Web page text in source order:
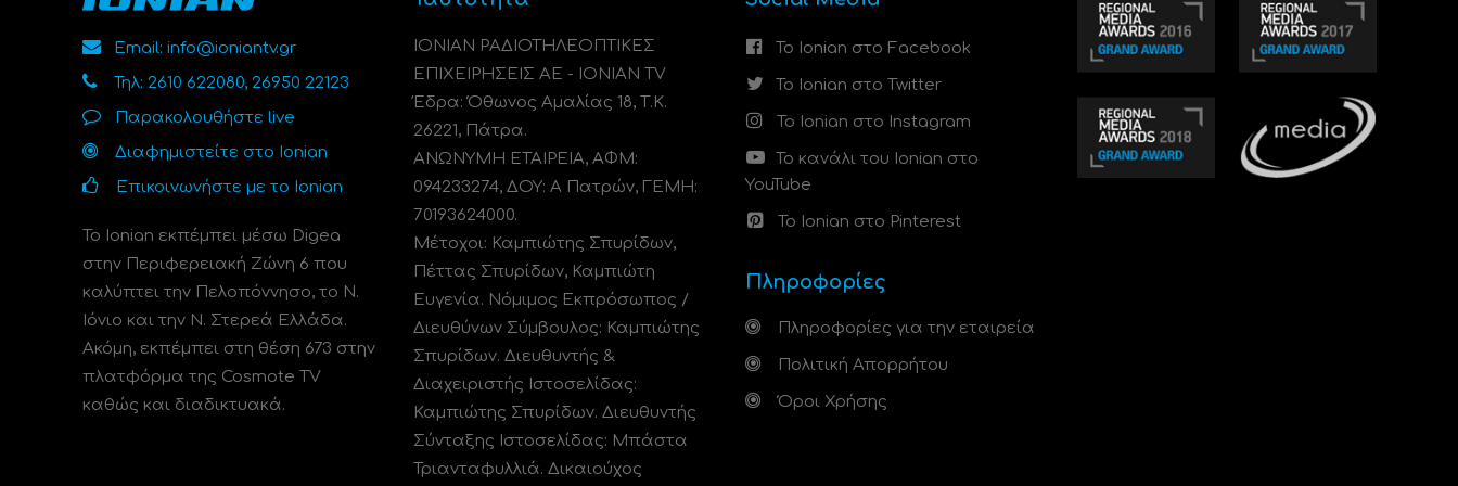
Email: info@ioniantv.gr
Τηλ: 2610 622080, 26950 22123
Παρακολουθήστε live
Διαφημιστείτε στο Ionian
Επικοινωνήστε με το Ionian
Το Ionian εκπέμπει μέσω Digea
στην Περιφερειακή Ζώνη 6 που
καλύπτει την Πελοπόννησο, το N.
Ιόνιο και την Ν. Στερεά Ελλάδα.
Ακόμη, εκπέμπει στη θέση 673 στην
πλατφόρμα της Cosmote TV
καθώς και διαδικτυακά.
ΙΟΝΙΑΝ ΡΑΔΙΟΤΗΛΕΟΠΤΙΚΕΣ
ΕΠΙΧΕΙΡΗΣΕΙΣ ΑΕ - IONIAN TV
Έδρα: Όθωνος Αμαλίας 18, Τ.Κ.
26221, Πάτρα.
ΑΝΩΝΥΜΗ ΕΤΑΙΡΕΙΑ, ΑΦΜ:
094233274, ΔΟΥ: A Πατρών, ΓΕΜΗ:
70193624000.
Μέτοχοι: Καμπιώτης Σπυρίδων,
Πέττας Σπυρίδων, Καμπιώτη
Ευγενία. Νόμιμος Εκπρόσωπος /
Διευθύνων Σύμβουλος: Καμπιώτης
Σπυρίδων. Διευθυντής &
Διαχειριστής Ιστοσελίδας:
Καμπιώτης Σπυρίδων. Διευθυντής
Σύνταξης Ιστοσελίδας: Μπάστα
Τριανταφυλλιά. Δικαιούχος
Το Ionian στο Facebook
Το Ionian στο Twitter
Το Ionian στο Instagram
Το κανάλι του Ionian στο
YouTube
Το Ionian στο Pinterest
Πληροφορίες
Πληροφορίες για την εταιρεία
Πολιτική Απορρήτου
Όροι Χρήσης